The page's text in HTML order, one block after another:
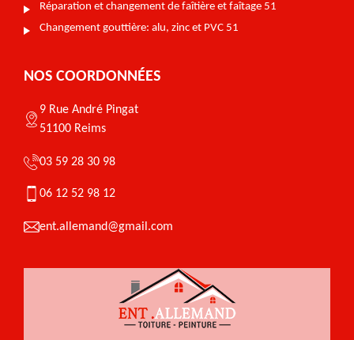
Réparation et changement de faîtière et faîtage 51
Changement gouttière: alu, zinc et PVC 51
NOS COORDONNÉES
9 Rue André Pingat
51100 Reims
03 59 28 30 98
06 12 52 98 12
ent.allemand@gmail.com